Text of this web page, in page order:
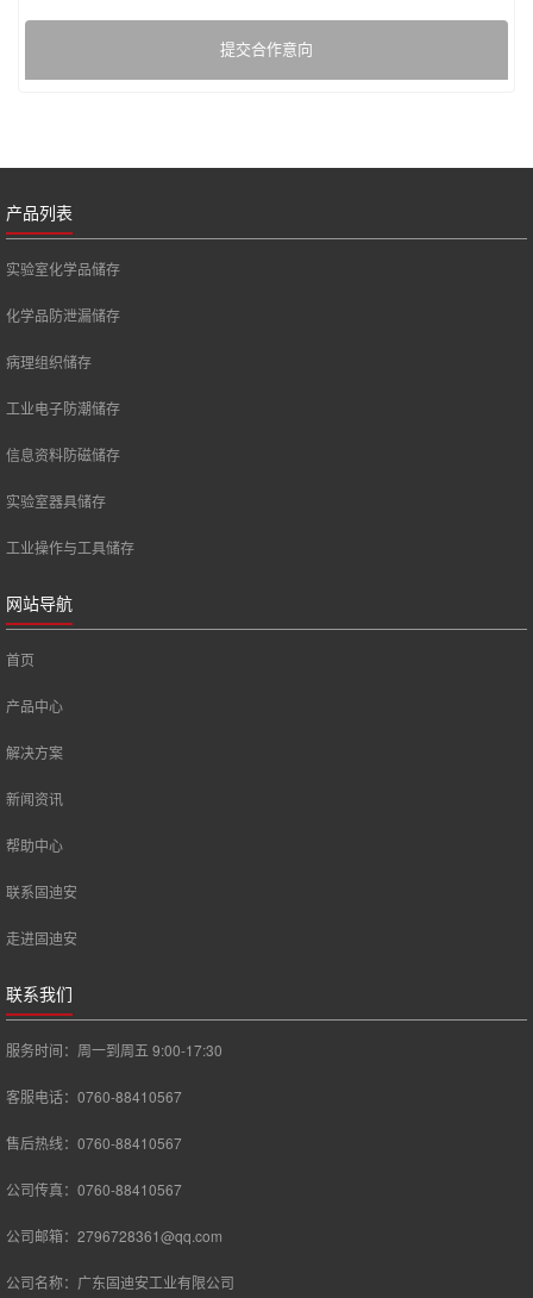
提交合作意向
产品列表
实验室化学品储存
化学品防泄漏储存
病理组织储存
工业电子防潮储存
信息资料防磁储存
实验室器具储存
工业操作与工具储存
网站导航
首页
产品中心
解决方案
新闻资讯
帮助中心
联系固迪安
走进固迪安
联系我们
服务时间：周一到周五 9:00-17:30
客服电话：0760-88410567
售后热线：0760-88410567
公司传真：0760-88410567
公司邮箱：2796728361@qq.com
公司名称：广东固迪安工业有限公司